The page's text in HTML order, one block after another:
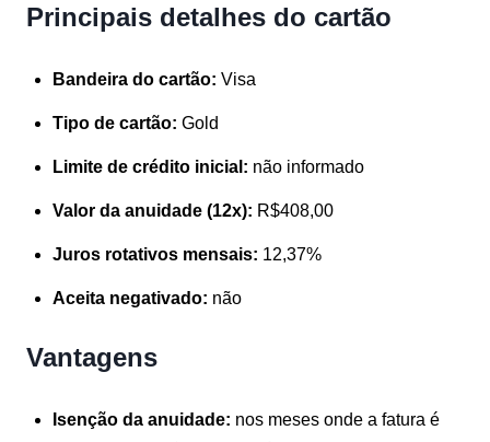
Principais detalhes do cartão
Bandeira do cartão: Visa
Tipo de cartão: Gold
Limite de crédito inicial: não informado
Valor da anuidade (12x): R$408,00
Juros rotativos mensais: 12,37%
Aceita negativado: não
Vantagens
Isenção da anuidade: nos meses onde a fatura é